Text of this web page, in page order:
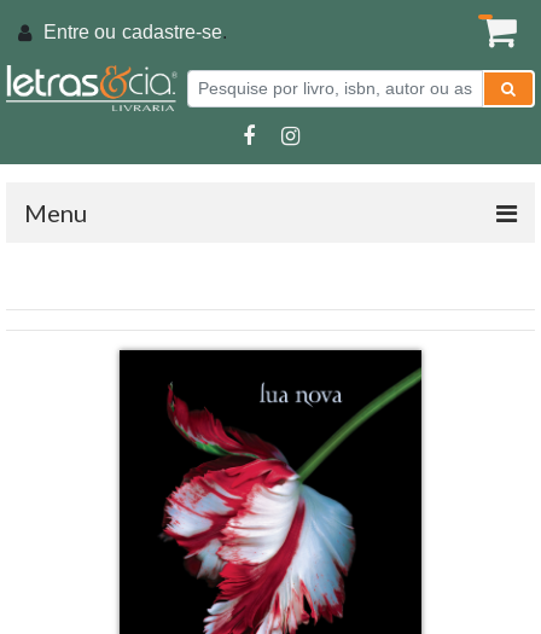
Entre ou cadastre-se.
Menu